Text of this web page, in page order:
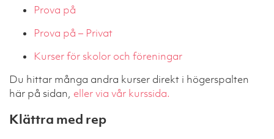
Prova på
Prova på – Privat
Kurser för skolor och föreningar
Du hittar många andra kurser direkt i högerspalten
här på sidan, eller via vår kurssida.
Klättra med rep